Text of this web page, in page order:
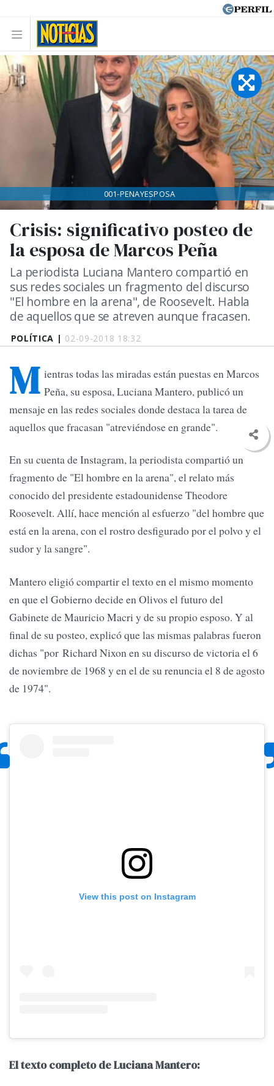
POLÍTICA | 02-09-2018 18:32
Crisis: significativo posteo de
la esposa de Marcos Peña
La periodista Luciana Mantero compartió en
sus redes sociales un fragmento del discurso
"El hombre en la arena", de Roosevelt. Habla
de aquellos que se atreven aunque fracasen.
001-PENAYESPOSA
M ientras todas las miradas están puestas en Marcos
Peña, su esposa, Luciana Mantero, publicó un
mensaje en las redes sociales donde destaca la tarea de
aquellos que fracasan "atreviéndose en grande".
En su cuenta de Instagram, la periodista compartió un
fragmento de "El hombre en la arena", el relato más
conocido del presidente estadounidense Theodore
Roosevelt. Allí, hace mención al esfuerzo "del hombre que
está en la arena, con el rostro desfigurado por el polvo y el
sudor y la sangre".
Mantero eligió compartir el texto en el mismo momento
en que el Gobierno decide en Olivos el futuro del
Gabinete de Mauricio Macri y de su propio esposo. Y al
final de su posteo, explicó que las mismas palabras fueron
dichas "por Richard Nixon en su discurso de victoria el 6
de noviembre de 1968 y en el de su renuncia el 8 de agosto
de 1974".
View this post on Instagram
El texto completo de Luciana Mantero: